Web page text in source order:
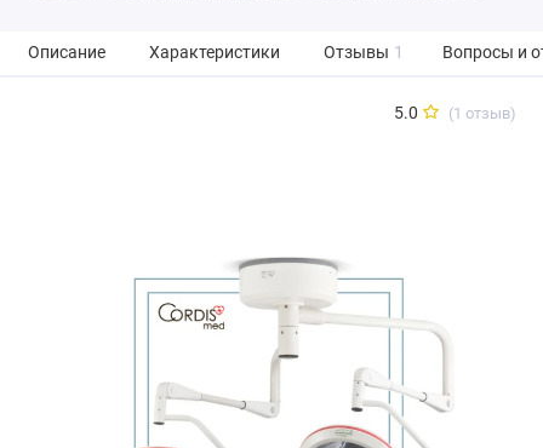
Описание Характеристики Отзывы 1 Вопросы и
5.0 (1 отзыв)